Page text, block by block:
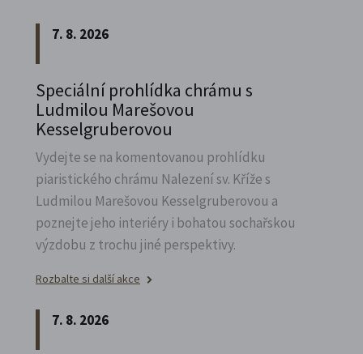
7. 8. 2026
Speciální prohlídka chrámu s
Ludmilou Marešovou
Kesselgruberovou
Vydejte se na komentovanou prohlídku
piaristického chrámu Nalezení sv. Kříže s
Ludmilou Marešovou Kesselgruberovou a
poznejte jeho interiéry i bohatou sochařskou
výzdobu z trochu jiné perspektivy.
Rozbalte si další akce
7. 8. 2026